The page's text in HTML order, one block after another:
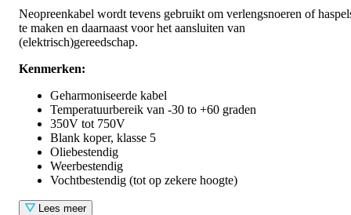
Neopreenkabel wordt tevens gebruikt om verlengsnoeren of
te maken en daarnaast voor het aansluiten van
(elektrisch)gereedschap.
Kenmerken:
Geharmoniseerde kabel
Temperatuurbereik van -30 to +60 graden
350V tot 750V
Blank koper, klasse 5
Oliebestendig
Weerbestendig
Vochtbestendig (tot op zekere hoogte)
Lees meer